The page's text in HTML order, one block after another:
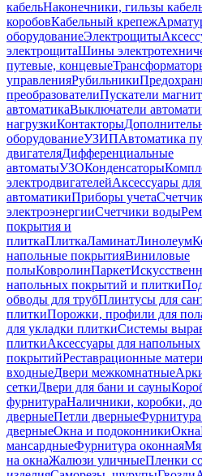
кабельНаконечники, гильзы
коробовКабельный крепеж
оборудованиеЭлектрощиты
электрощитаШины
путевые, концевые
управленияРубильники
преобразователиПускатели
автоматикаВыключатели
нагрузкиКонтакторы
оборудованиеУЗИПАвтоматика
двигателяДифференциальные
автоматыУЗОКонденсаторы
электродвигателейАксессуары
автоматикиПриборы учета
электроэнергииСчетчики воды
покрытия и
плиткаПлиткаЛаминатЛинолеум
напольные покрытияВиниловые
полыКовролинПаркет
напольных покрытий и плитки
обводы для трубПлинтусы для
плиткиПорожки, профили для
для укладки плиткиСистемы
плиткиАксессуары для напольных
покрытийРеставрационные
входныеДвери межкомнатные
сеткиДвери для бани и сауны
фурнитураНаличники, коробки,
дверныеПетли дверныеФурнитура
дверныеОкна и подоконникиОкна
мансардныеФурнитура оконная
на окнаЖалюзи уличныеПленки